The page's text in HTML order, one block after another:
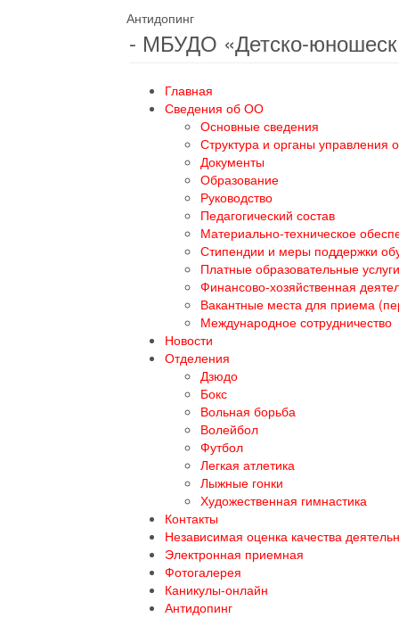
Антидопинг
- МБУДО «Детско-
Главная
Сведения об ОО
Основные сведения
Структура и органы управления
Документы
Образование
Руководство
Педагогический состав
Материально-техническое
Стипендии и меры поддержки
Платные образовательные услуги
Финансово-хозяйственная
Вакантные места для приема
Международное сотрудничество
Новости
Отделения
Дзюдо
Бокс
Вольная борьба
Волейбол
Футбол
Легкая атлетика
Лыжные гонки
Художественная гимнастика
Контакты
Независимая оценка качества
Электронная приемная
Фотогалерея
Каникулы-онлайн
Антидопинг